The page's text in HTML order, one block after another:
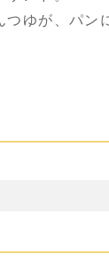
つゆが、パン